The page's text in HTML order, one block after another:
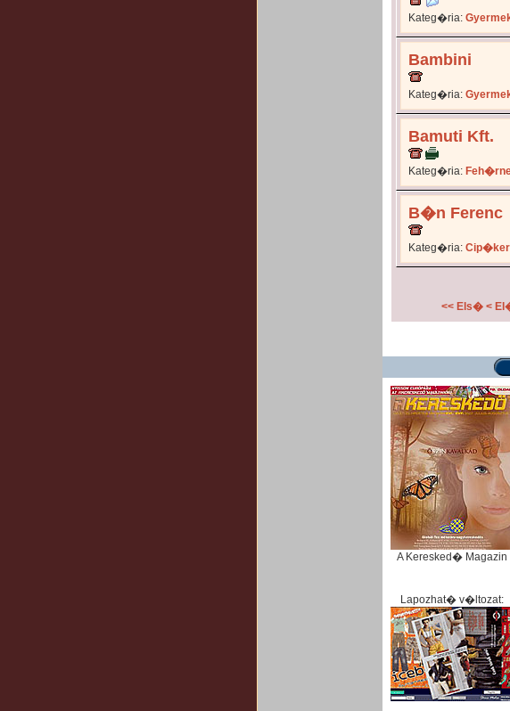
Kateg�ria:
Bambini
Kateg�ria:
Bamuti Kft.
Kateg�ria:
B�n Ferenc
Kateg�ria:
<< Els� <
A Keresked� Magazin
Lapozhat� v�ltozat: